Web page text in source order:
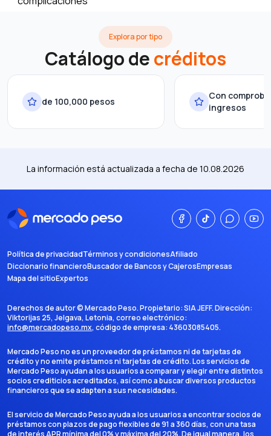
Explora por tipo
Catálogo decréditos
de 100,000 pesos
Con
ingresos
La información está actualizada a fecha de 10.08.2026
Política de privacidadTérminos y condicionesAfiliado
Diccionario financieroBuscador de Bancos y CajerosEmpresas
Mapa del sitioExpertos
Derechos de autor ©Mercado Peso. Propietario:SIA JEFF. Dirección:
Viktorijas 25, Jelgava, Letonia, correo electrónico:
info@mercadopeso.mx, código de empresa: 43603085405.
Mercado Peso no es un proveedor de préstamos ni de tarjetas de
crédito y no emite préstamos ni tarjetas de crédito. Los servicios de
Mercado Peso ayudan a los usuarios a comparar y elegir entre distintos
socios crediticios acreditados, así como a buscar diversos productos
financieros que se adapten a sus necesidades.
El servicio de Mercado Peso ayuda a los usuarios a encontrar socios de
préstamos con plazos de pago flexibles de 91 a 360 días, con una tasa
de interés APR mínima del 0% y máxima del 20%. De igual manera, los